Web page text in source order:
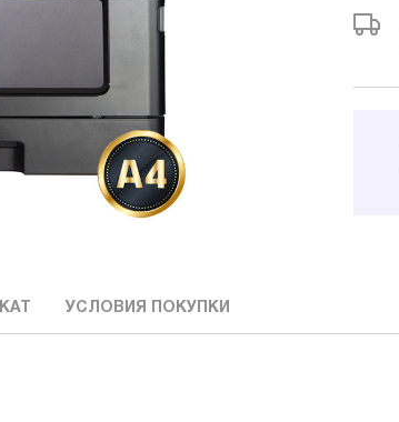
УСЛОВИЯ ПОКУПКИ